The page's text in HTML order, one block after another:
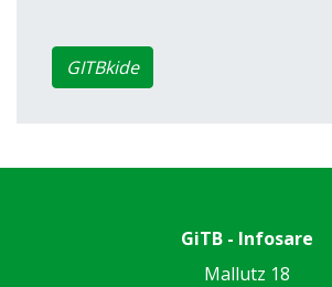
GITBkide
GiTB - Infosare
Mallutz 18